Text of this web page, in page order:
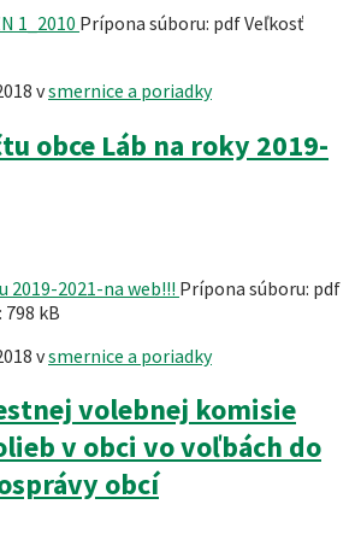
1_2010 Prípona súboru: pdfVeľkosť
vsmernice a poriadky
obce Láb na roky 2019-
2019-2021-na web!!! Prípona súboru: pdf
798 kB
vsmernice a poriadky
volebnej komisie
v obci vo voľbách do
obcí